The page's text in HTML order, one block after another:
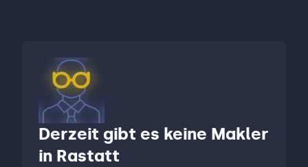
Derzeit gibt es keine Makler
in Rastatt